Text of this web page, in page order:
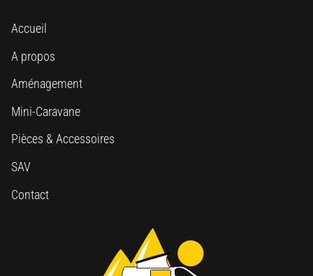
Accueil
A propos
Aménagement
Mini-Caravane
Pièces & Accessoires
SAV
Contact